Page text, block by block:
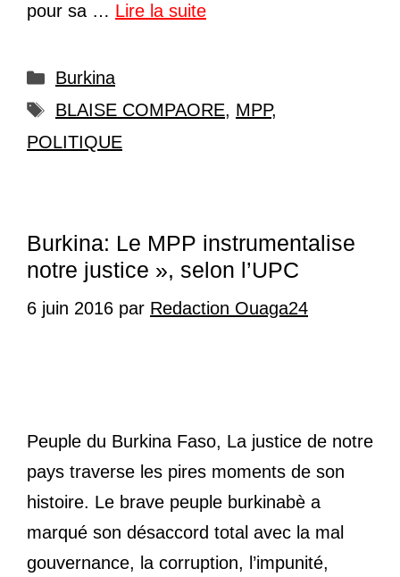
pour sa … Lire la suite
Catégories
Burkina
Étiquettes
BLAISE COMPAORE, MPP,
POLITIQUE
Burkina: Le MPP instrumentalise
notre justice », selon l’UPC
6 juin 2016 par Redaction Ouaga24
Peuple du Burkina Faso, La justice de notre
pays traverse les pires moments de son
histoire. Le brave peuple burkinabè a
marqué son désaccord total avec la mal
gouvernance, la corruption, l’impunité,